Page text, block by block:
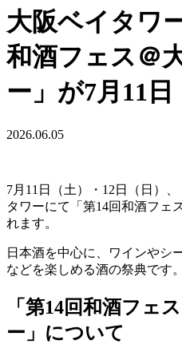
大阪ベイタワ
和酒フェス＠
ー」が7月11日
2026.06.05
7月11日（土）・12日（日）
タワーにて「第14回和酒フェ
れます。
日本酒を中心に、ワインやシ
などを楽しめる酒の祭典です。
「第14回和酒フェ
ー」について